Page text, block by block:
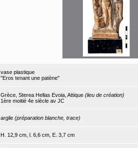
vase plastique
"Eros tenant une patène"
Grèce, Sterea Hellas Evoia, Attique (lieu de création)
1ère moitié 4e siècle av JC
argile (préparation blanche, trace)
H. 12,9 cm, l. 6,6 cm, E. 3,7 cm